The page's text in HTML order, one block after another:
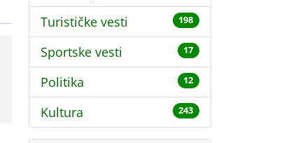
Turističke vesti 198
Sportske vesti 17
Politika 12
Kultura 243